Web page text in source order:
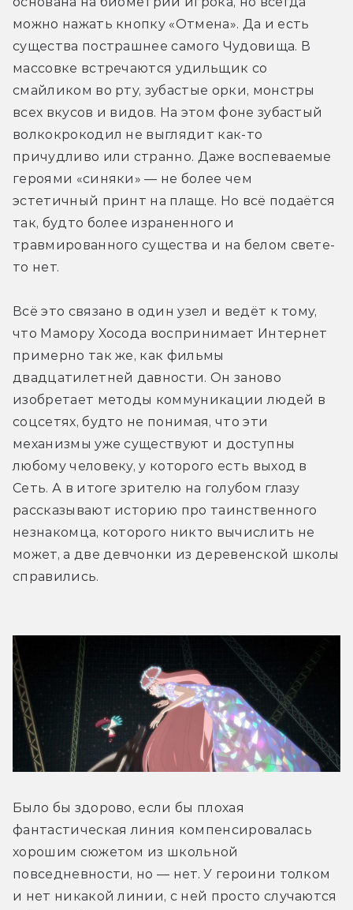
будут распространять порнографию и
торговать наркотиками?
Как Белль публикует свою музыку,
если не создаёт постов? Или что, эти
сотни миллионов фанатов должны
присутствовать на её выступлении и
делать записи того, как она поёт?
Каждый раз? Не только на концертах?
Как Дракон дерётся на арене? Как это
выглядит геймплейно? Почему
неэффективный? В смысле, пока этой
штукой точечно не ударишь по
пользователю, его нельзя
заблокировать. Да, банхаммер имеет
«молот» в названии, но это ж не значит,
что им пользуются как обычным
оружием! Как он его вообще создал?
Это спонсорский подарок? Или он сам
себе эту штуку напрограммировал?
Как Белль создаёт себе все эти
наряды? Её подружка что, помимо
продвижения ещё ей разрабатывает
на сабвуферах создаёт? Или это
подарок за донаты? Ладно, это
метафора мировых трендов, но
игромеханически она как и при каких
условиях появляется?
Почему какие-то ИИ
Дракона? Он сам их написал? И как их
можно убить?
Что это за замок такой? Он часть игры,
которую Дракон приватизировал? Или
можно нажать кнопку «Отмена». Да и есть
существа пострашнее самого Чудовища. В
массовке встречаются удильщик со
смайликом во рту, зубастые орки, монстры
всех вкусов и видов. На этом фоне зубастый
волкокрокодил не выглядит как-то
причудливо или странно. Даже воспеваемые
героями «синяки» — не более чем
эстетичный принт на плаще. Но всё подаётся
так, будто более израненного и
травмированного существа и на белом свете-
то нет.
Всё это связано в один узел и ведёт к тому,
что Мамору Хосода воспринимает Интернет
примерно так же, как фильмы
двадцатилетней давности. Он заново
изобретает методы коммуникации людей в
соцсетях, будто не понимая, что эти
механизмы уже существуют и доступны
любому человеку, у которого есть выход в
Сеть. А в итоге зрителю на голубом глазу
рассказывают историю про таинственного
незнакомца, которого никто вычислить не
может, а две девчонки из деревенской школы
справились.
Было бы здорово, если бы плохая
фантастическая линия компенсировалась
хорошим сюжетом из школьной
повседневности, но — нет. У героини толком
и нет никакой линии, с ней просто случаются